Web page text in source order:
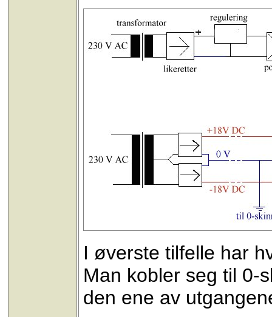
I øverste tilfelle har
Man kobler seg til 0-
den ene av